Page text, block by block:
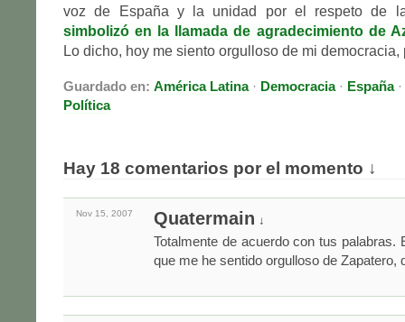
voz de España y la unidad por el respeto de
simbolizó en la llamada de agradecimiento de
Lo dicho, hoy me siento orgulloso de mi democracia,
Guardado en: América Latina· Democracia· España·
Política
Hay 18 comentarios por el momento ↓
Nov 15, 2007 Quatermain ↓
Totalmente de acuerdo con tus palabras.
que me he sentido orgulloso de Zapatero,